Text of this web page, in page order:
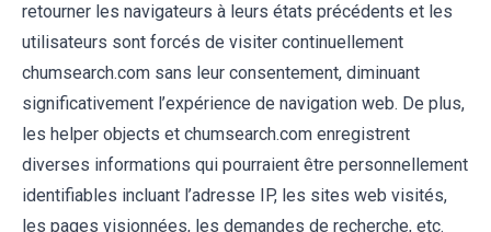
retourner les navigateurs à leurs états précédents et les
utilisateurs sont forcés de visiter continuellement
chumsearch.com sans leur consentement, diminuant
significativement l’expérience de navigation web. De plus,
les helper objects et chumsearch.com enregistrent
diverses informations qui pourraient être personnellement
identifiables incluant l’adresse IP, les sites web visités,
les pages visionnées, les demandes de recherche, etc.